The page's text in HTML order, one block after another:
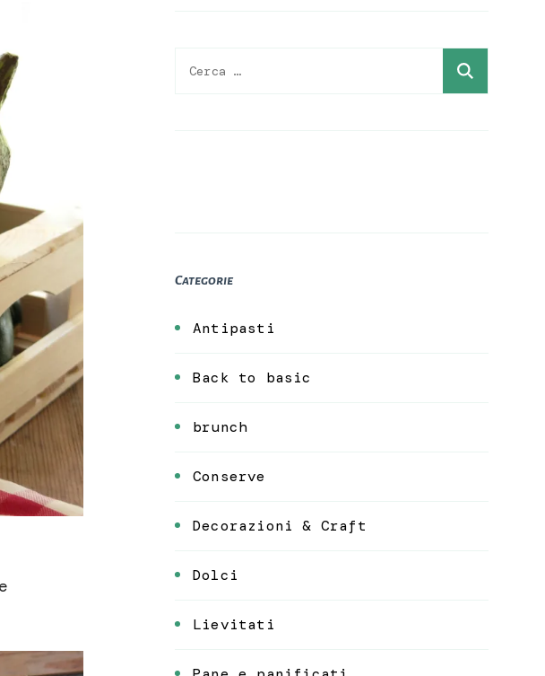
Ricerca
Categorie
Antipasti
Back to basic
brunch
Conserve
Decorazioni & Craft
Dolci
Lievitati